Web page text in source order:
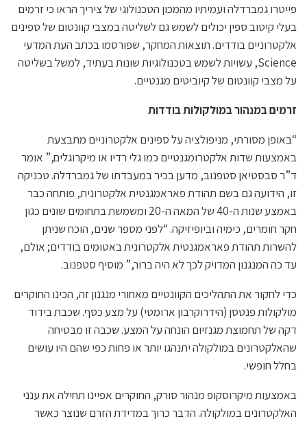
פייטרו גמברדלה ועמיתיו מהמכון הטכנולוגי של ציריך הראו כי זרמים
בעלי קיטוב ספין יכולים לשמש גם לשליטה במצבי קוונטום של ספינים
אלקטרוניים בודדים. תוצאות המחקר, שפורסמו בכתב העת המדעי
Science, עשויות לשמש בטכנולוגיות שונות בעתיד, למשל בשליטה
על מצבי קוונטום של קיוביטים מגנטיים.
זרמים במנהור במולקולות בודדות
“באופן מסורתי, מניפולציה על ספינים אלקטרוניים מתבצעת
באמצעות שדות אלקטרומגנטיים כמו גלי רדיו או מיקרוגלים,” אומר
ד”ר סבסטיאן סטפנוב, מדען בכיר במעבדתו של גמברדלה. טכניקה
זו, הידועה גם בשם תהודת פאראמגנטית אלקטרונית, פותחה כבר
באמצע שנות ה-40 של המאה ה-20 ומשמשת בתחומים שונים כגון
חקר חומרים, כימיה וביופיזיקה. “לפני מספר שנים, הוכח שניתן
להשרות תהודת פאראמגנטית אלקטרונית באטומים בודדים; אולם,
עד כה המנגנון המדויק לכך לא היה ברור,” מוסיף סטפנוב.
כדי לחקור את התהליכים הקוונטיים מאחורי מנגנון זה, הכינו החוקרים
מולקולות פנטסן (הידרוקרבון ארומטי) על מצע כסף. שכבת בידוד
דקה של תחמוצת מגנזיום הונחה על המצע. שכבה זו מבטיחה
שהאלקטרונים במולקולה יתנהגו יותר או פחות כפי שהם היו עושים
בחלל חופשי.
באמצעות מיקרוסקופ מנהור סורק, החוקרים אפיינו תחילה את ענני
האלקטרונים במולקולה. הדבר כרוך במדידת הזרם שנוצר כאשר